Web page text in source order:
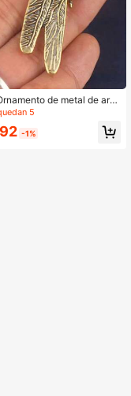
de metal de arte
mariposa/abeja ins
regalo
5
-1%